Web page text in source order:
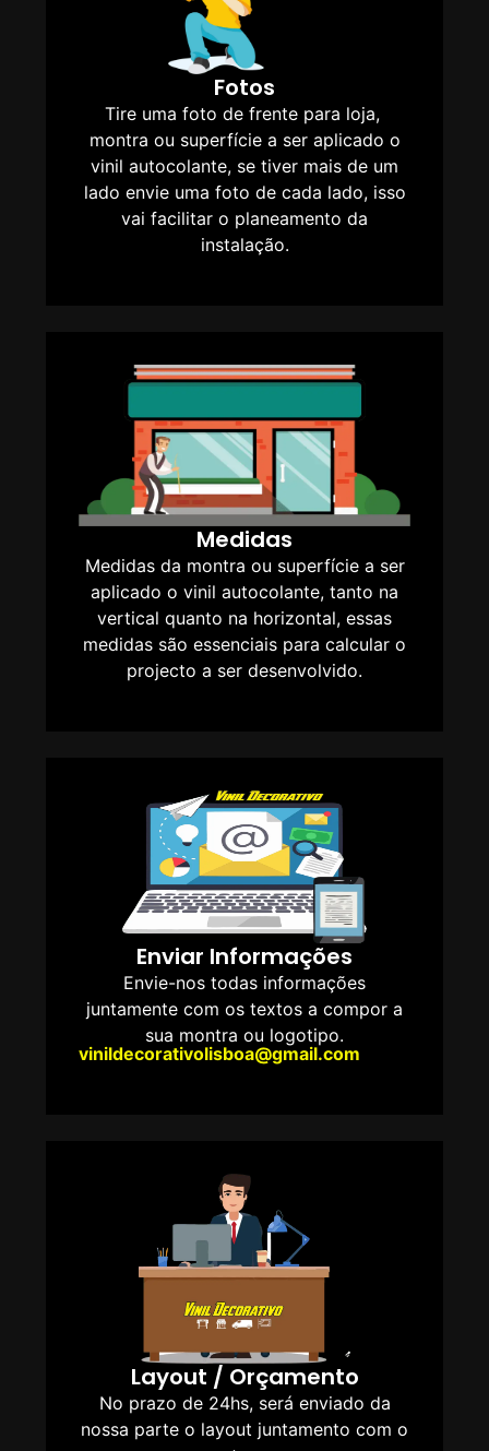
Fotos
Tire uma foto de frente para loja,
montra ou superfície a ser aplicado o
vinil autocolante, se tiver mais de um
lado envie uma foto de cada lado, isso
vai facilitar o planeamento da
instalação.
Medidas
Medidas da montra ou superfície a ser
aplicado o vinil autocolante, tanto na
vertical quanto na horizontal, essas
medidas são essenciais para calcular o
projecto a ser desenvolvido.
Enviar Informações
Envie-nos todas informações
juntamente com os textos a compor a
sua montra ou logotipo.
vinildecorativolisboa@gmail.com
Layout / Orçamento
No prazo de 24hs, será enviado da
nossa parte o layout juntamento com o